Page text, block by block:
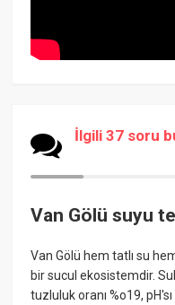
İlgili 37 soru
Van Gölü suyu
Van Gölü hem tatlı su
bir sucul ekosistemdir.
tuzluluk oranı %o19, pH'sı